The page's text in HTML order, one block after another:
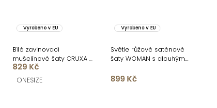
Vyrobeno v EU
Bílé zavinovací
mušelínové šaty CRUXA s
dlouhým rukávem
829 Kč
ONESIZE
Vyrobeno v EU
Světle růžové saténové
šaty WOMAN s dlouhým
899 Kč